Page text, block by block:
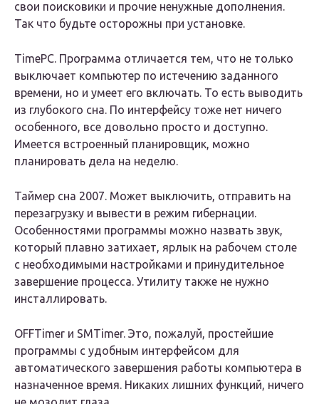
свои поисковики и прочие ненужные дополнения.
Так что будьте осторожны при установке.
TimePC. Программа отличается тем, что не только
выключает компьютер по истечению заданного
времени, но и умеет его включать. То есть выводить
из глубокого сна. По интерфейсу тоже нет ничего
особенного, все довольно просто и доступно.
Имеется встроенный планировщик, можно
планировать дела на неделю.
Таймер сна 2007. Может выключить, отправить на
перезагрузку и вывести в режим гибернации.
Особенностями программы можно назвать звук,
который плавно затихает, ярлык на рабочем столе
с необходимыми настройками и принудительное
завершение процесса. Утилиту также не нужно
инсталлировать.
OFFTimer и SMTimer. Это, пожалуй, простейшие
программы с удобным интерфейсом для
автоматического завершения работы компьютера в
назначенное время. Никаких лишних функций, ничего